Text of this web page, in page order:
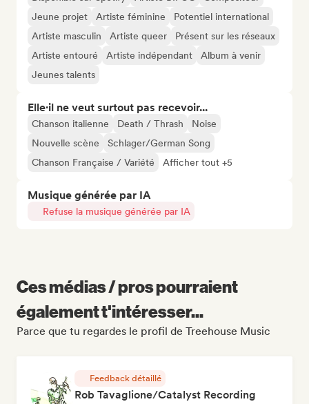
Jeune projet
Artiste féminine
Potentiel international
Artiste masculin
Artiste queer
Présent sur les réseaux
Artiste entouré
Artiste indépendant
Album à venir
Jeunes talents
Elle·il ne veut surtout pas recevoir...
Chanson italienne Death / Thrash
Noise
Nouvelle scène
Schlager/German Song
Chanson Française / Variété
Afficher tout +5
Musique générée par IA
Refuse la musique générée par IA
Ces médias / pros pourraient
également t'intéresser...
Parce que tu regardes le profil de Treehouse Music
Feedback détaillé
Rob Tavaglione/Catalyst Recording